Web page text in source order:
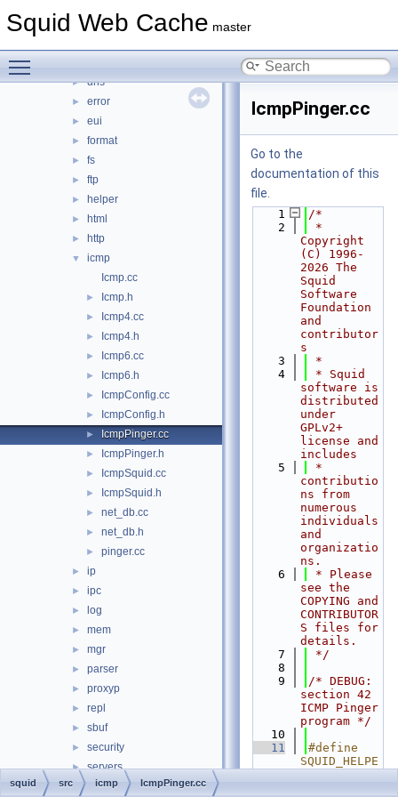
Squid Web Cache master
► comm
► dns
► error
► eui
► format
► fs
► ftp
► helper
► html
► http
▼
icmp
Icmp.cc
► Icmp.h
► Icmp4.cc
► Icmp4.h
► Icmp6.cc
► Icmp6.h
► IcmpConfig.cc
► IcmpConfig.h
► IcmpPinger.cc
► IcmpPinger.h
► IcmpSquid.cc
► IcmpSquid.h
► net_db.cc
► net_db.h
► pinger.cc
► ip
► ipc
► log
► mem
► mgr
► parser
► proxyp
► repl
► sbuf
► security
► servers
► snmp
IcmpPinger.cc
Go to the
documentation of this
file.
    1
/*
    2
*
Copyright
(C) 1996-
2026 The
Squid
Software
Foundation
and
contributor
s
    3
*
    4
* Squid
software is
distributed
under
GPLv2+
license and
includes
    5
*
contributio
ns from
numerous
individuals
and
organizatio
ns.
    6
* Please
see the
COPYING and
CONTRIBUTOR
S files for
details.
    7
*/
    8
    9
/* DEBUG:
section 42
ICMP Pinger
program */
   10
   11
#define
SQUID_HELPE
squid src icmp IcmpPinger.cc